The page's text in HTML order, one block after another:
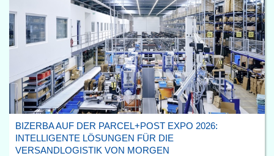
BIZERBA AUF DER PARCEL+POST EXPO 2026:
INTELLIGENTE LÖSUNGEN FÜR DIE
VERSANDLOGISTIK VON MORGEN